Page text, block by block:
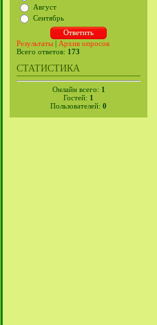
Август
Сентябрь
Результаты | Архив опросов
Всего ответов: 173
СТАТИСТИКА
Онлайн всего: 1
Гостей: 1
Пользователей: 0